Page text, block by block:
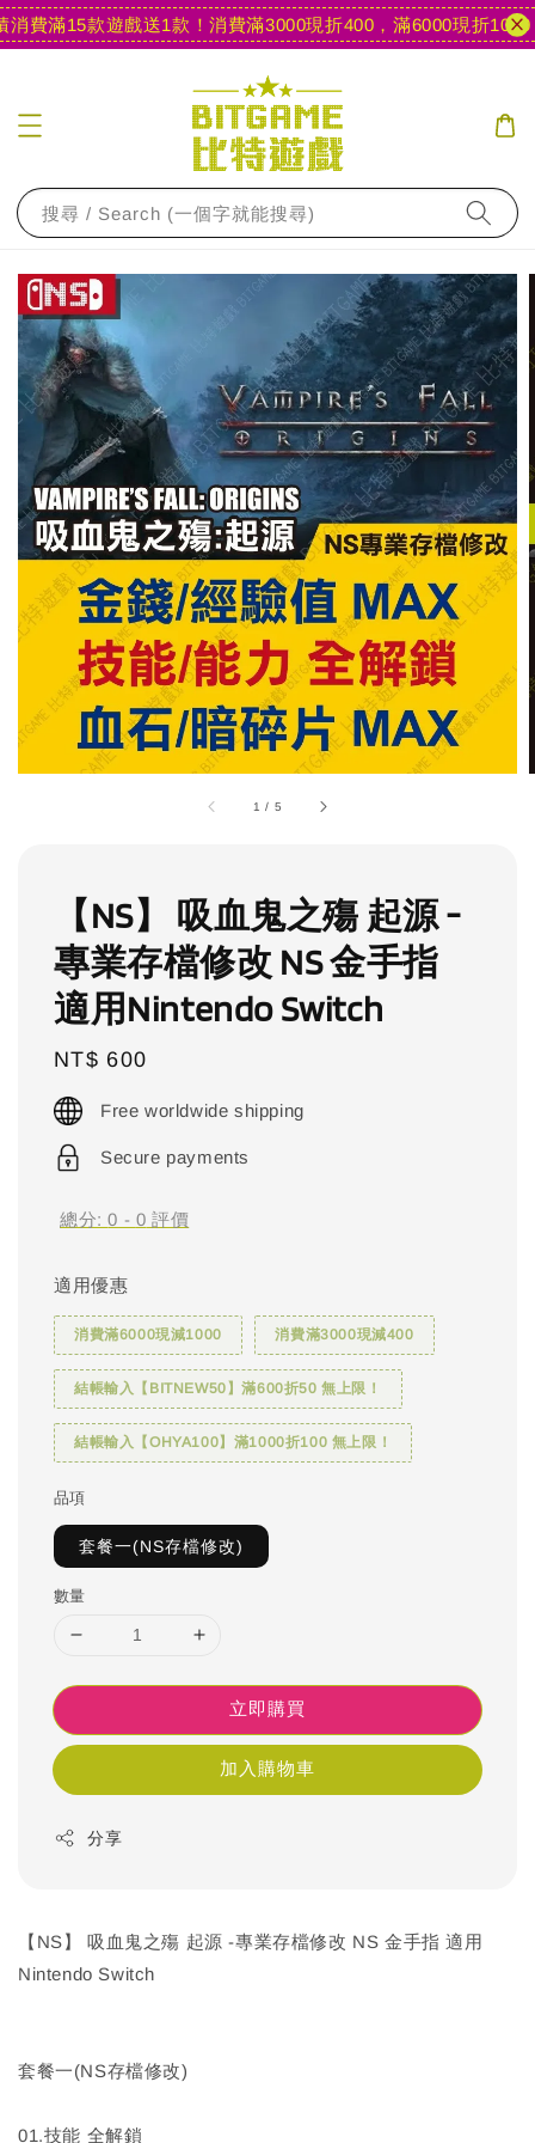
費滿15款遊戲送1款！ 消費滿3000現折400，滿6000現折1000
搜尋 / Search (一個字就能搜尋)
1 / 5
【NS】 吸血鬼之殤 起源 -
專業存檔修改 NS 金手指
適用Nintendo Switch
Regular
price
NT$ 600
Free worldwide shipping
Secure payments
總分:0 - 0 評價
適用優惠
消費滿6000現減1000 消費滿3000現減400
結帳輸入【BITNEW50】滿600折50 無上限！
結帳輸入【OHYA100】滿1000折100 無上限！
品項
套餐一(NS存檔修改)
數量
立即購買
加入購物車
分享
【NS】 吸血鬼之殤 起源 -專業存檔修改 NS 金手指 適用
Nintendo Switch
套餐一(NS存檔修改)
01.技能 全解鎖